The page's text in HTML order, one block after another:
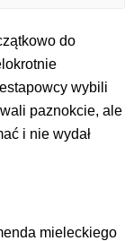
do
wybili
paznokcie, ale
i nie wydał
mieleckiego